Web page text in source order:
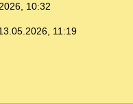
10:32
11:19